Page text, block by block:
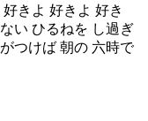
きよ 好きよ 好き
い ひるねを し過ぎ
つけば 朝の 六時で